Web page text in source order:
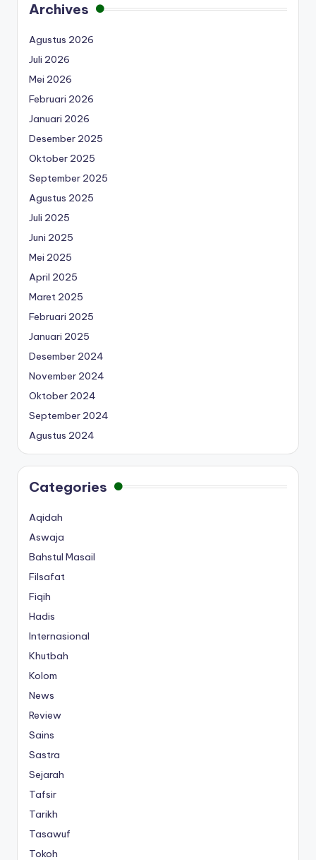
Archives
Agustus 2026
Juli 2026
Mei 2026
Februari 2026
Januari 2026
Desember 2025
Oktober 2025
September 2025
Agustus 2025
Juli 2025
Juni 2025
Mei 2025
April 2025
Maret 2025
Februari 2025
Januari 2025
Desember 2024
November 2024
Oktober 2024
September 2024
Agustus 2024
Categories
Aqidah
Aswaja
Bahstul Masail
Filsafat
Fiqih
Hadis
Internasional
Khutbah
Kolom
News
Review
Sains
Sastra
Sejarah
Tafsir
Tarikh
Tasawuf
Tokoh